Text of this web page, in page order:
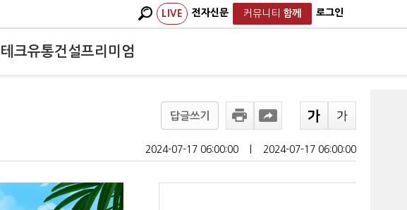
LIVE 전자신문 커뮤니티 함께 로그인
테크유통건설프리미엄
답글쓰기
2024-07-17 06:00:00 2024-07-17 06:00:00